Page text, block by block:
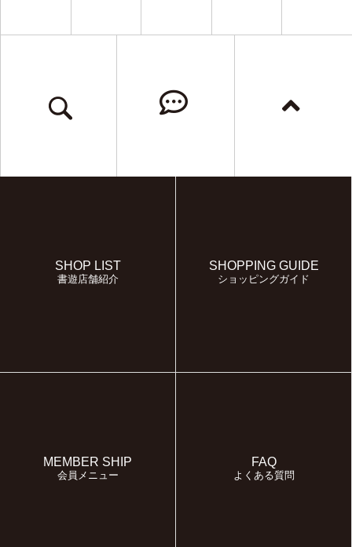
SHOP LIST
書遊店舗紹介
SHOPPING GUIDE
ショッピングガイド
MEMBER SHIP
会員メニュー
FAQ
よくある質問